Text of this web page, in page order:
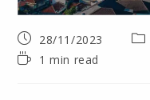
28/11/2023
1 min read